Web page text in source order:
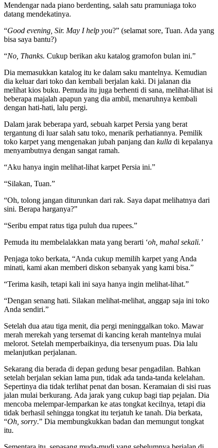
Mendengar nada piano berdenting, salah satu pramuniaga toko
datang mendekatinya.
“Good evening, Sir. May I help you?” (selamat sore, Tuan. Ada yang
bisa saya bantu?)
“No, Thanks. Cukup berikan aku katalog gramofon bulan ini.”
Dia memasukkan katalog itu ke dalam saku mantelnya. Kemudian
dia keluar dari toko dan kembali berjalan kaki. Di jalanan dia
melihat kios buku. Pemuda itu juga berhenti di sana, melihat-lihat isi
beberapa majalah apapun yang dia ambil, menaruhnya kembali
dengan hati-hati, lalu pergi.
Dalam jarak beberapa yard, sebuah karpet Persia yang berat
tergantung di luar salah satu toko, menarik perhatiannya. Pemilik
toko karpet yang mengenakan jubah panjang dan kulla di kepalanya
menyambutnya dengan sangat ramah.
“Aku hanya ingin melihat-lihat karpet Persia ini.”
“Silakan, Tuan.”
“Oh, tolong jangan diturunkan dari rak. Saya dapat melihatnya dari
sini. Berapa harganya?”
“Seribu empat ratus tiga puluh dua rupees.”
Pemuda itu membelalakkan mata yang berarti ‘oh, mahal sekali.’
Penjaga toko berkata, “Anda cukup memilih karpet yang Anda
minati, kami akan memberi diskon sebanyak yang kami bisa.”
“Terima kasih, tetapi kali ini saya hanya ingin melihat-lihat.”
“Dengan senang hati. Silakan melihat-melihat, anggap saja ini toko
Anda sendiri.”
Setelah dua atau tiga menit, dia pergi meninggalkan toko. Mawar
merah merekah yang tersemat di kancing kerah mantelnya mulai
melorot. Setelah memperbaikinya, dia tersenyum puas. Dia lalu
melanjutkan perjalanan.
Sekarang dia berada di depan gedung besar pengadilan. Bahkan
setelah berjalan sekian lama pun, tidak ada tanda-tanda kelelahan.
Sepertinya dia tidak terlihat penat dan bosan. Keramaian di sisi ruas
jalan mulai berkurang. Ada jarak yang cukup bagi tiap pejalan. Dia
mencoba melempar-lemparkan ke atas tongkat kecilnya, tetapi dia
tidak berhasil sehingga tongkat itu terjatuh ke tanah. Dia berkata,
“Oh, sorry.” Dia membungkukkan badan dan memungut tongkat
itu.